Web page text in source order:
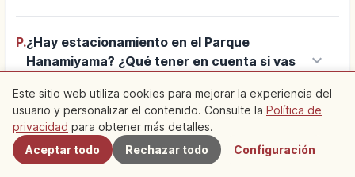
P.¿Hay estacionamiento en el Parque
Hanamiyama? ¿Qué tener en cuenta si vas
keyboard_arrow_down
P.¿Cuánto tiempo se necesita para recorrer el
Parque Hanamiyama? ¿Hace falta calzado
keyboard_arrow_down
Cercanos
Este sitio web utiliza cookies para mejorar la experiencia del
usuario y personalizar el contenido. Consulte la Política de
privacidad para obtener más detalles.
Aceptar todo
Rechazar todo Configuración